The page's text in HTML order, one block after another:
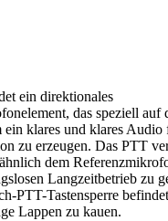
ein direktionales
das speziell auf
ein klares und klares Audio
zu erzeugen. Das PTT
dem
Langzeitbetrieb zu
PTT-Tastensperre
Lappen zu kauen.